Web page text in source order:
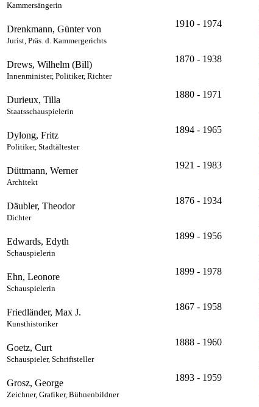
Kammersängerin
Drenkmann, Günter von
Jurist, Präs. d. Kammergerichts
1910 - 1974
Drews, Wilhelm (Bill)
Innenminister, Politiker, Richter
1870 - 1938
Durieux, Tilla
Staatsschauspielerin
1880 - 1971
Dylong, Fritz
Politiker, Stadtältester
1894 - 1965
Düttmann, Werner
Architekt
1921 - 1983
Däubler, Theodor
Dichter
1876 - 1934
Edwards, Edyth
Schauspielerin
1899 - 1956
Ehn, Leonore
Schauspielerin
1899 - 1978
Friedländer, Max J.
Kunsthistoriker
1867 - 1958
Goetz, Curt
Schauspieler, Schriftsteller
1888 - 1960
Grosz, George
Zeichner, Grafiker, Bühnenbildner
1893 - 1959